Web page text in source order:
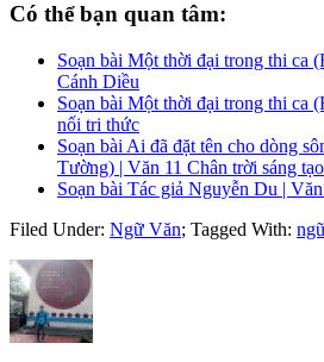
Có thể bạn quan tâm:
Soạn bài Một thời đại trong thi ca
Cánh Diều
Soạn bài Một thời đại trong thi ca
nối tri thức
Soạn bài Ai đã đặt tên cho dòng
Tường) | Văn 11 Chân trời sáng tạo
Soạn bài Tác giả Nguyễn Du |
Filed Under: Ngữ Văn; Tagged With: